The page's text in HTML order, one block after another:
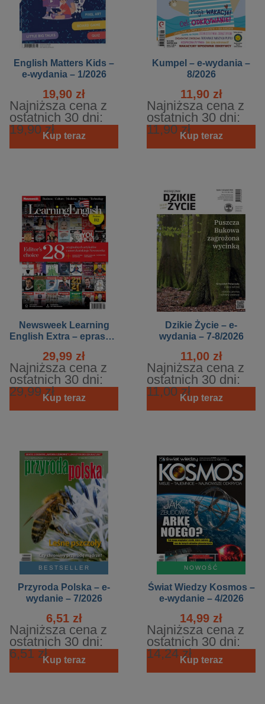
English Matters Kids –
e-wydania – 1/2026
19,90 zł
Najniższa cena z
ostatnich 30 dni:
19,90 złKup teraz
Kumpel – e-wydania –
8/2026
11,90 zł
Najniższa cena z
ostatnich 30 dni:
11,90 złKup teraz
Newsweek Learning
English Extra – eprasa –
29,99 zł
Najniższa cena z
ostatnich 30 dni:
29,99 złKup teraz
Dzikie Życie – e-
wydania – 7-8/2026
11,00 zł
Najniższa cena z
ostatnich 30 dni:
11,00 złKup teraz
BESTSELLER
Przyroda Polska – e-
wydanie – 7/2026
6,51 zł
Najniższa cena z
ostatnich 30 dni:
6,51 złKup teraz
NOWOŚĆ
Świat Wiedzy Kosmos –
e-wydanie – 4/2026
14,99 zł
Najniższa cena z
ostatnich 30 dni:
14,24 złKup teraz